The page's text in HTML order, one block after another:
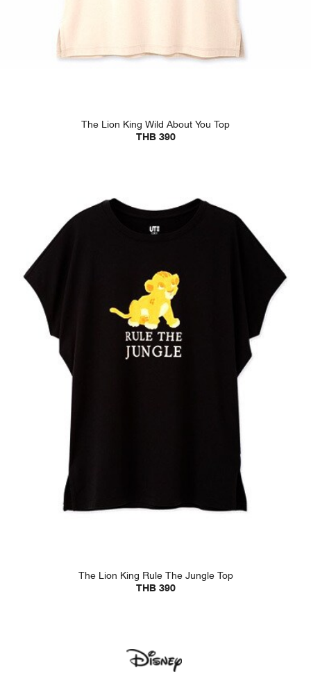
The Lion King Wild About You Top
THB 390
The Lion King Rule The Jungle Top
THB 390